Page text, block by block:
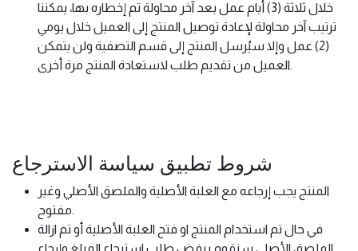
خلال ثلاثة (3) أيام عمل بعد آخر محاولة تم إخطاره بها، يمكننا
ترتيب آخر محاولة لإعادة توصيل المنتج إلى العميل خلال يومي
(2) عمل وإلا سيُرسل المنتج إلى قسم التصفية ولن يتمكن
العميل من تقديم طلب لاستعادة المنتج مرة أخرى.
شروط تطبيق سياسة الاسترجاع
المنتج يجب إرجاعه مع العلبة الأصلية والملصق الأصلي وغير
مفتوح.
في حال تم استخدام المنتج او فتح العلبة الأصلية أو تم ازالة
الملصق الأصلي سنقوم برفض طلب استرجاع المبلغ وإرجاع